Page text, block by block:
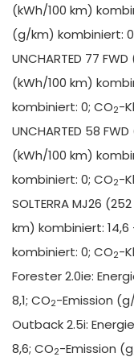
(kWh/100 km)
(g/km) kombiniert:
UNCHARTED 77
(kWh/100 km)
kombiniert: 0; CO2-
UNCHARTED 58
(kWh/100 km)
kombiniert: 0; CO2-
SOLTERRA MJ26
km) kombiniert: 14,6
kombiniert: 0; CO2-
Forester 2.0ie:
8,1; CO2-Emission
Outback 2.5i:
8,6; CO2-Emission